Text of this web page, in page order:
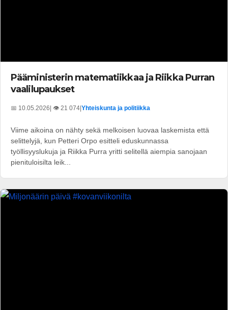
Pääministerin matematiikkaa ja Riikka Purran
vaalilupaukset
📅 10.05.2026| 👁️ 21 074|Yhteiskunta ja politiikka
Viime aikoina on nähty sekä melkoisen luovaa laskemista että
selittelyjä, kun Petteri Orpo esitteli eduskunnassa
työllisyyslukuja ja Riikka Purra yritti selitellä aiempia sanojaan
pienituloisilta leik...